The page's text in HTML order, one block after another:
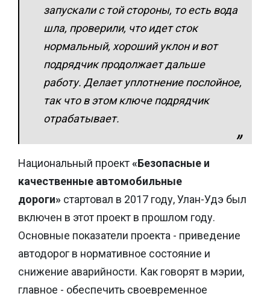
запускали с той стороны, то есть вода
шла, проверили, что идет сток
нормальный, хороший уклон и вот
подрядчик продолжает дальше
работу. Делает уплотнение послойное,
так что в этом ключе подрядчик
отрабатывает.
Национальный проект«Безопасные и
качественные автомобильные
дороги» стартовал в 2017 году, Улан-Удэ был
включен в этот проект в прошлом году.
Основные показатели проекта - приведение
автодорог в нормативное состояние и
снижение аварийности. Как говорят в мэрии,
главное - обеспечить своевременное